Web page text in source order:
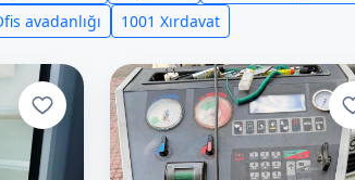
avadanlığı 1001 Xırdavat